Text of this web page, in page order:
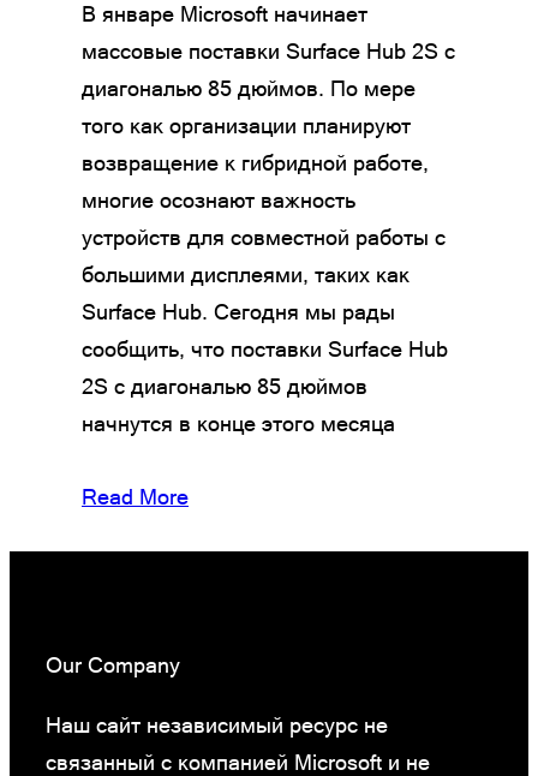
В январе Microsoft начинает
массовые поставки Surface Hub 2S с
диагональю 85 дюймов. По мере
того как организации планируют
возвращение к гибридной работе,
многие осознают важность
устройств для совместной работы с
большими дисплеями, таких как
Surface Hub. Сегодня мы рады
сообщить, что поставки Surface Hub
2S с диагональю 85 дюймов
начнутся в конце этого месяца
Read More
Our Company
Наш сайт независимый ресурс не
связанный с компанией Microsoft и не